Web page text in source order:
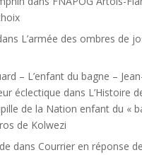
L’armée des ombres de
– L’enfant du bagne –
éclectique dans L’Histoire
de la Nation enfant du «
de Kolwezi
dans Courrier en réponse de